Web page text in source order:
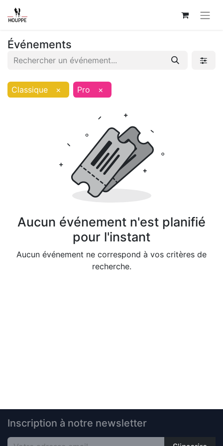
Événements
Classique × Pro ×
Aucun événement n'est planifié
pour l'instant
Aucun événement ne correspond à vos critères de
recherche.
Inscription à notre newsletter